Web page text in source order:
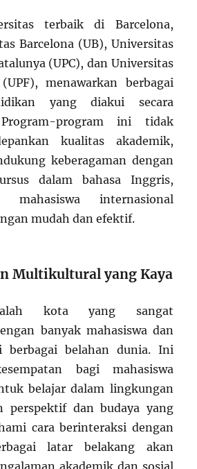
terbaik di Barcelona,
Barcelona (UB), Universitas
(UPC), dan Universitas
menawarkan berbagai
yang diakui secara
program ini tidak
kualitas akademik,
keberagaman dengan
dalam bahasa Inggris,
mahasiswa internasional
mudah dan efektif.
Multikultural yang Kaya
kota yang sangat
banyak mahasiswa dan
berbagai belahan dunia. Ini
bagi mahasiswa
belajar dalam lingkungan
perspektif dan budaya yang
cara berinteraksi dengan
latar belakang akan
akademik dan sosial